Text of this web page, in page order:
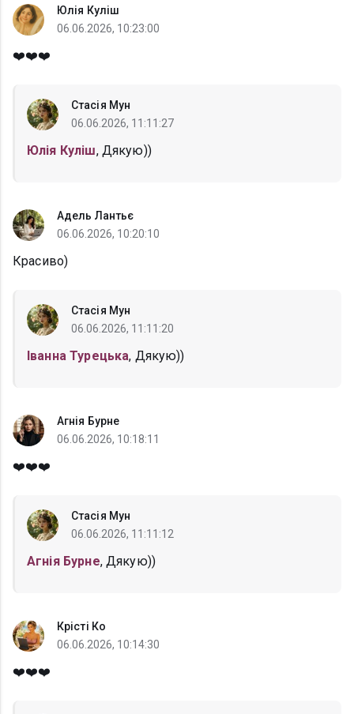
Юлія Куліш
06.06.2026, 10:23:00
❤️❤️❤️
Стасія Мун
06.06.2026, 11:11:27
Юлія Куліш, Дякую))
Адель Лантьє
06.06.2026, 10:20:10
Красиво)
Стасія Мун
06.06.2026, 11:11:20
Іванна Турецька, Дякую))
Агнія Бурне
06.06.2026, 10:18:11
❤️❤️❤️
Стасія Мун
06.06.2026, 11:11:12
Агнія Бурне, Дякую))
Крісті Ко
06.06.2026, 10:14:30
❤️❤️❤️